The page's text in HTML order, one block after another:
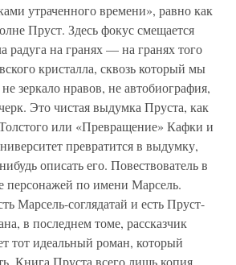
утраченного времени», равно как
Пруст. Здесь фокус смещается
радуга на гранях — на гранях того
кристалла, сквозь который мы
зеркало нравов, не автобиография,
Это чистая выдумка Пруста, как
или «Превращение» Кафки и
превратится в выдумку,
описать его. Повествователь в
персонажей по имени Марсель.
Марсель-соглядатай и есть Пруст-
в последнем томе, рассказчик
тот идеальный роман, который
Книга Пруста всего лишь копия